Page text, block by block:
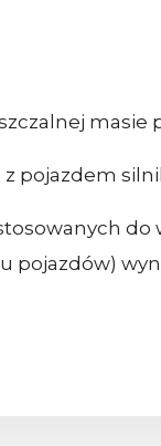
masie
pojazdem
pojazdów)